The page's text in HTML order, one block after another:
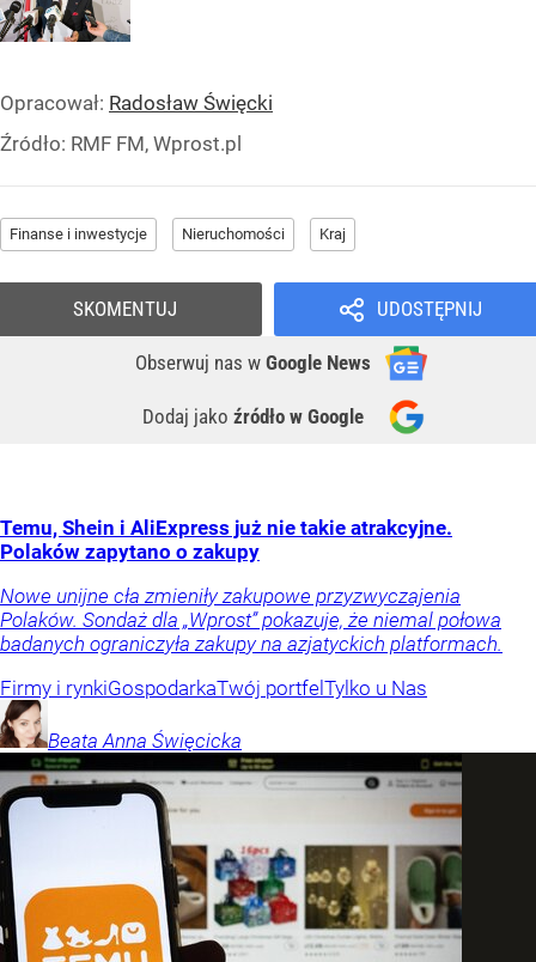
Opracował: Radosław Święcki
Źródło: RMF FM, Wprost.pl
Finanse i inwestycje Nieruchomości Kraj
UDOSTĘPNIJ
Obserwuj nas w Google News
Dodaj jako źródło w Google
SKOMENTUJ
Temu, Shein i AliExpress już nie takie atrakcyjne.
Polaków zapytano o zakupy
Nowe unijne cła zmieniły zakupowe przyzwyczajenia
Polaków. Sondaż dla „Wprost” pokazuje, że niemal połowa
badanych ograniczyła zakupy na azjatyckich platformach.
Firmy i rynkiGospodarkaTwój portfel Tylko u Nas
Beata Anna Święcicka